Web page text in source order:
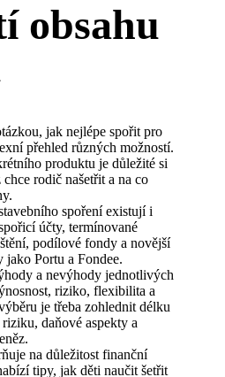
obsahu
jak nejlépe spořit pro
přehled různých možností.
produktu je důležité si
rodič našetřit a na co
spoření existují i
účty, termínované
podílové fondy a novější
Portu a Fondee.
a nevýhody jednotlivých
riziko, flexibilita a
je třeba zohlednit délku
daňové aspekty a
na důležitost finanční
tipy, jak děti naučit šetřit